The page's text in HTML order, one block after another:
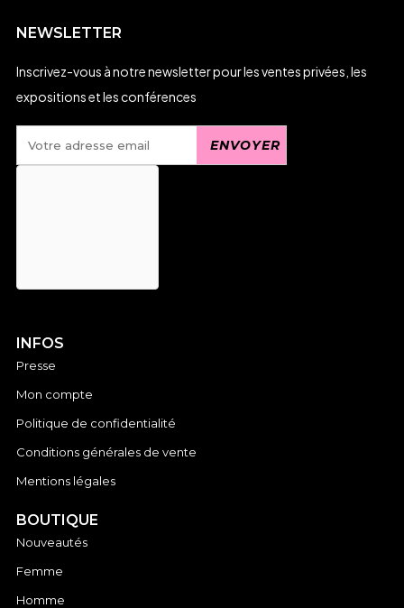
BOUTIQUE
Nouveautés
Femme
Homme
INFOS
Presse
Mon compte
Politique de confidentialité
Conditions générales de vente
Mentions légales
NEWSLETTER
Inscrivez-vous à notre newsletter pour les ventes privées, les
expositions et les conférences